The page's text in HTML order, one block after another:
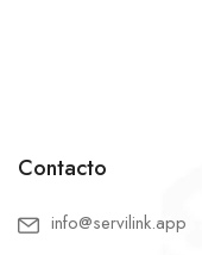
Contacto
info@servilink.app